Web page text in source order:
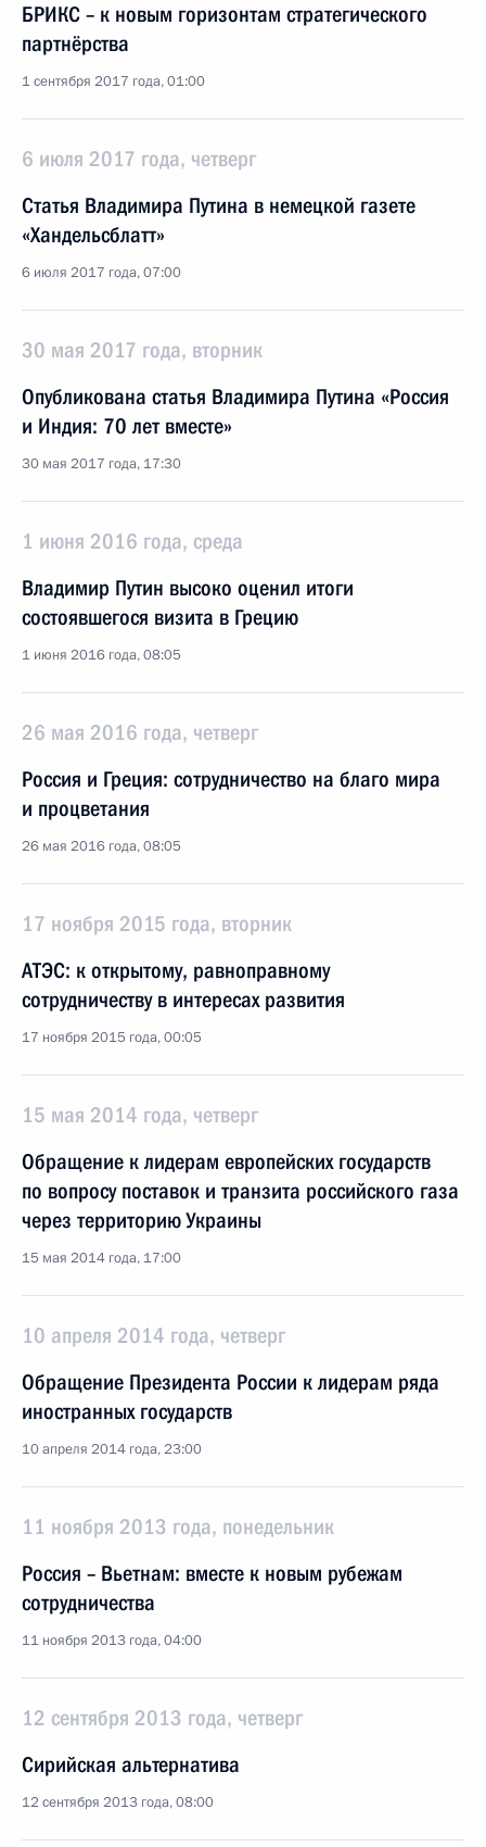
БРИКС – к новым горизонтам стратегического
партнёрства
1 сентября 2017 года, 01:00
6 июля 2017 года, четверг
Статья Владимира Путина в немецкой газете
«Хандельсблатт»
6 июля 2017 года, 07:00
30 мая 2017 года, вторник
Опубликована статья Владимира Путина «Россия
и Индия: 70 лет вместе»
30 мая 2017 года, 17:30
1 июня 2016 года, среда
Владимир Путин высоко оценил итоги
состоявшегося визита в Грецию
1 июня 2016 года, 08:05
26 мая 2016 года, четверг
Россия и Греция: сотрудничество на благо мира
и процветания
26 мая 2016 года, 08:05
17 ноября 2015 года, вторник
АТЭС: к открытому, равноправному
сотрудничеству в интересах развития
17 ноября 2015 года, 00:05
15 мая 2014 года, четверг
Обращение к лидерам европейских государств
по вопросу поставок и транзита российского газа
через территорию Украины
15 мая 2014 года, 17:00
10 апреля 2014 года, четверг
Обращение Президента России к лидерам ряда
иностранных государств
10 апреля 2014 года, 23:00
11 ноября 2013 года, понедельник
Россия – Вьетнам: вместе к новым рубежам
сотрудничества
11 ноября 2013 года, 04:00
12 сентября 2013 года, четверг
Сирийская альтернатива
12 сентября 2013 года, 08:00